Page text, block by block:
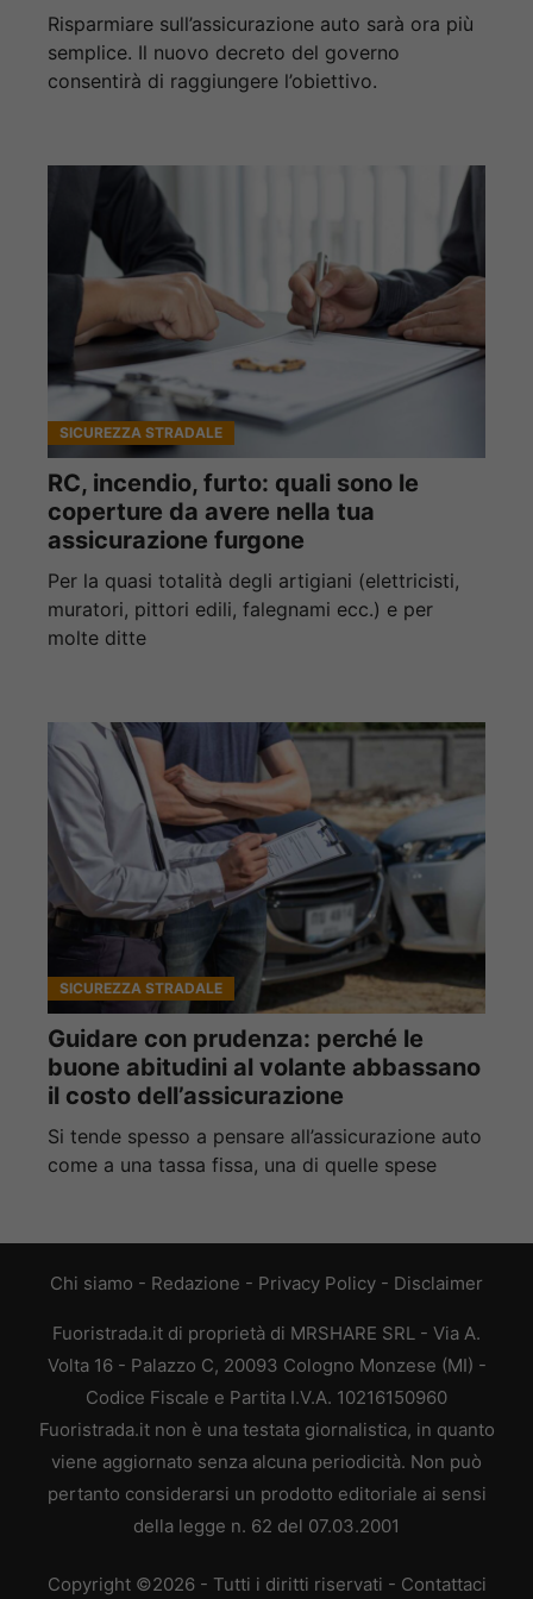
Risparmiare sull’assicurazione auto sarà ora più
semplice. Il nuovo decreto del governo
consentirà di raggiungere l’obiettivo.
SICUREZZA STRADALE
RC, incendio, furto: quali sono le
coperture da avere nella tua
assicurazione furgone
Per la quasi totalità degli artigiani (elettricisti,
muratori, pittori edili, falegnami ecc.) e per
molte ditte
SICUREZZA STRADALE
Guidare con prudenza: perché le
buone abitudini al volante abbassano
il costo dell’assicurazione
Si tende spesso a pensare all’assicurazione auto
come a una tassa fissa, una di quelle spese
Chi siamo - Redazione - Privacy Policy - Disclaimer
Fuoristrada.it di proprietà di MRSHARE SRL - Via A.
Volta 16 - Palazzo C, 20093 Cologno Monzese (MI) -
Codice Fiscale e Partita I.V.A. 10216150960
Fuoristrada.it non è una testata giornalistica, in quanto
viene aggiornato senza alcuna periodicità. Non può
pertanto considerarsi un prodotto editoriale ai sensi
della legge n. 62 del 07.03.2001
Copyright ©2026 - Tutti i diritti riservati - Contattaci